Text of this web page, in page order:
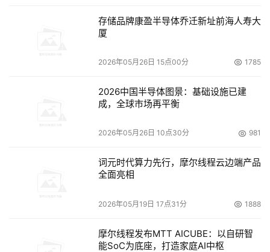
存储品牌康盈半导体乔迁新址前海人寿大
厦
2026年05月26日 15点00分 1785
2026中国半导体图景：基础设施已建
成，全球市场再平衡
2026年05月26日 10点30分 981
词元时代算力先行，摩尔线程云边端产品
全面亮相
2026年05月19日 17点31分 1888
摩尔线程发布MTT AICUBE：以自研智
能SoC为底座，打造家庭AI中枢